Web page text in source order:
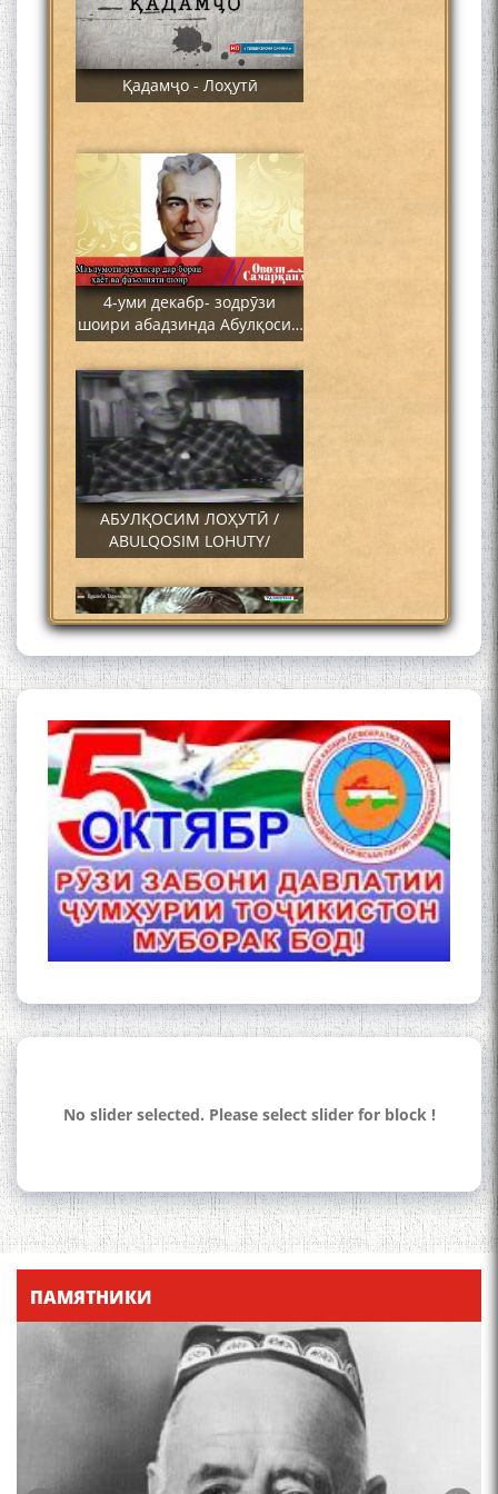
Қадамҷо - Лоҳутӣ
4-уми декабр- зодрӯзи
шоири абадзинда Абулқосим
Лоҳутӣ
АБУЛҚОСИМ ЛОҲУТӢ /
ABULQOSIM LOHUTY/
Что знают в Ташкенте о
Мирзо Турсунзаде, чьим
именем назвали станцию
метро?
Осорхонаи Мирзо
Тоҷикистон Мирзо
Турсунзода / Mirzo
Tursunzoda
ЧЕХРАХОИ АСЛИИ МИРЗО
ТУРСУНЗОДА
No slider selected. Please select slider for block !
ПАМЯТНИКИ